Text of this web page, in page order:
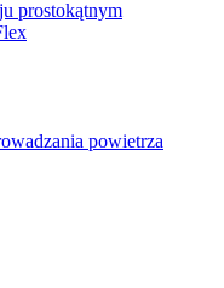
prostokątnym
powietrza